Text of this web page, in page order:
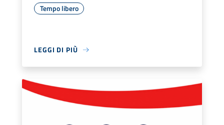
Tempo libero
LEGGI DI PIÙ